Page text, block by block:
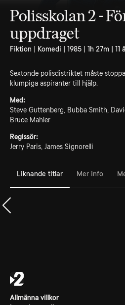
Polisskolan 2 -
uppdraget
Fiktion | Komedi | 1985 | 1h 27m | 11
Sextonde polisdistriktet måste
klumpiga aspiranter till hjälp.
Med:
Steve Guttenberg, Bubba Smith,
Bruce Mahler
Regissör:
Jerry Paris, James Signorelli
Liknande titlar Mer info
Allmänna villkor